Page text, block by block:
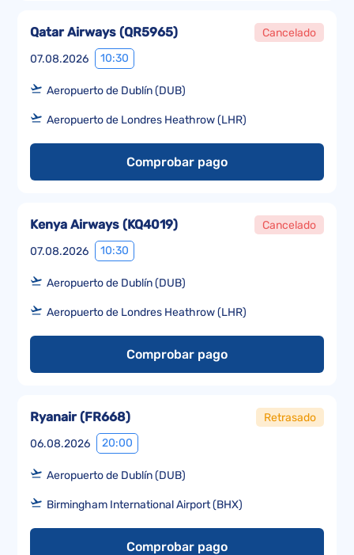
07.08.2026 10:30
Qatar Airways (QR5965) Cancelado
Aeropuerto de Dublín (DUB)
Aeropuerto de Londres Heathrow (LHR)
Comprobar pago
07.08.2026 10:30
Kenya Airways (KQ4019) Cancelado
Aeropuerto de Dublín (DUB)
Aeropuerto de Londres Heathrow (LHR)
Comprobar pago
06.08.2026 20:00
Ryanair(FR668) Retrasado
Aeropuerto de Dublín (DUB)
Birmingham International Airport (BHX)
Comprobar pago